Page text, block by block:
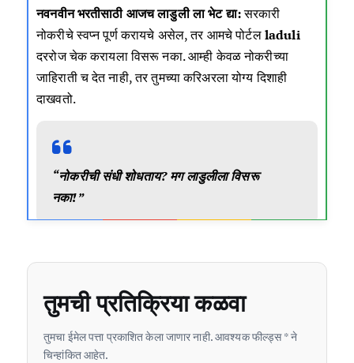
नवनवीन भरतीसाठी आजच लाडुली ला भेट द्या:सरकारी
नोकरीचे स्वप्न पूर्ण करायचे असेल, तर आमचे पोर्टलladuli
दररोज चेक करायला विसरू नका.आम्ही केवळ नोकरीच्या
जाहिराती च देत नाही, तर तुमच्या करिअरला योग्य दिशाही
दाखवतो.
“नोकरीची संधी शोधताय? मग लाडुलीला विसरू
नका!”
तुमची प्रतिक्रिया कळवा
तुमचा ईमेल पत्ता प्रकाशित केला जाणार नाही. आवश्यक फील्ड्स * ने
चिन्हांकित आहेत.